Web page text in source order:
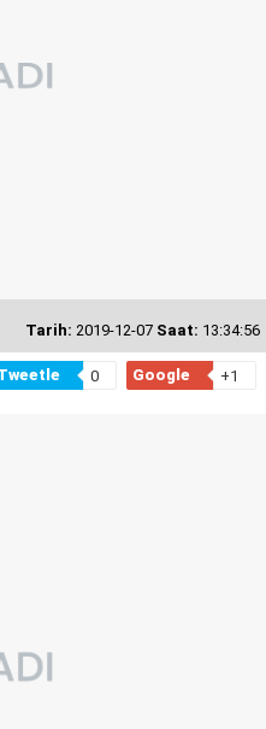
Tarih: 2019-12-07 Saat: 13:34:56
0 Google +1